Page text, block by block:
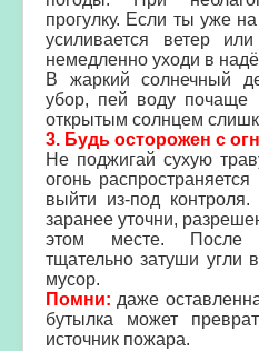
прогулку. Если ты уже
усиливается ветер
немедленно уходи в
В жаркий солнечный
убор, пей воду почаще
открытым солнцем
3. Будь осторожен с
Не поджигай сухую
огонь
выйти из-под
заранее уточни,
этом месте. После
тщательно затуши угли
мусор.
Помни: даже
бутылка может
источник пожара.